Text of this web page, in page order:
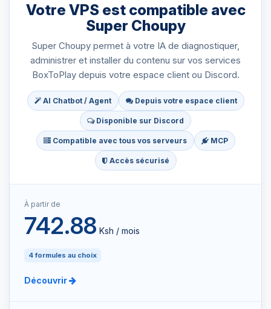
Votre VPS est compatible avec
Super Choupy
Super Choupy permet à votre IA de diagnostiquer,
administrer et installer du contenu sur vos services
BoxToPlay depuis votre espace client ou Discord.
AI Chatbot / Agent Depuis votre espace client
Disponible sur Discord
Compatible avec tous vos serveurs MCP
Accès sécurisé
À partir de
742.88 Ksh / mois
4 formules au choix
Découvrir